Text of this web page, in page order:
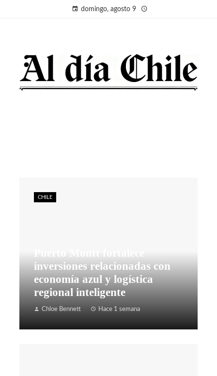
domingo, agosto 9
inversiones relacionadas con
economía azul y logística
regional inteligente
Chloe Bennett Hace 1 semana
CHILE